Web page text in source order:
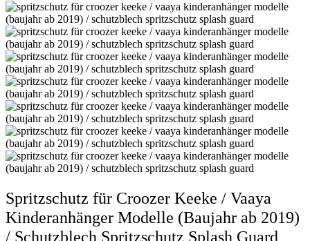
Spritzschutz für Croozer Keeke / Vaaya
Kinderanhänger Modelle (Baujahr ab 2019)
/ Schutzblech Spritzschutz Splash Guard